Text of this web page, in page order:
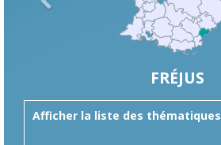
FRÉJUS
Afficher la liste des thématiques